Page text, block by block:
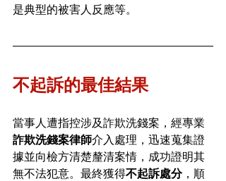
是典型的被害人反應等。
不起訴的最佳結果
當事人遭指控涉及詐欺洗錢案，經專業
詐欺洗錢案律師介入處理，迅速蒐集證
據並向檢方清楚釐清案情，成功證明其
無不法犯意。最終獲得不起訴處分，順